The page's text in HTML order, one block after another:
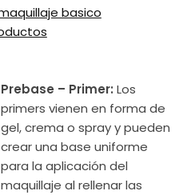
Prebase – Primer: Los
primers vienen en forma de
gel, crema o spray y pueden
crear una base uniforme
para la aplicación del
maquillaje al rellenar las